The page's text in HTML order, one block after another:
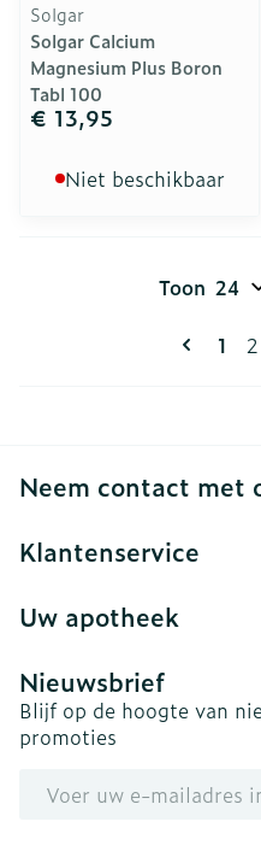
Solgar
Solgar Calcium
Magnesium Plus Boron
Tabl 100
€ 13,95
Niet beschikbaar
U
1 2
Toon
Neem contact met
Klantenservice
Uw apotheek
Nieuwsbrief
Blijf op de hoogte van
promoties